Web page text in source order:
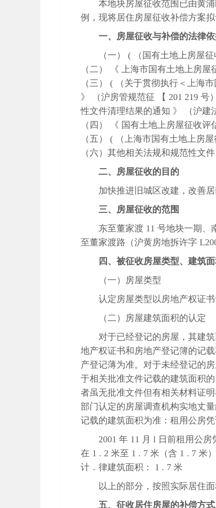
本地块房屋征收范围已由黄
例，现将居住房屋征收补偿方案拟
一、房屋征收与补偿的法律
（一） ( （国有土地上房屋
（二） 《 上海市国有土地上房
（三） ( （关于贯彻执行＜上海
》 （沪房管规范征 【 201 219
性文件清理结果的通知 》 （沪建
（四） 《 国有土地上房屋征收评
（五） ( （上海市国有土地上房
（六）其他相关法规和规范性文件
二、房屋征收的目的
加快推进旧城区改建，改善
三、房屋征收的范围
东至董家渡 11 号地块一期
至董家渡路（沪黄房地拆许字
四、被征收房屋类型、建筑
（一）房屋类型
认定房屋类型以房地产权证
（二）房屋建筑面积的认定
对于已经登记的房屋，其建
地产权证书和房地产登记簿的记
产登记薄为准。对于未经登记的
于相关批准文件记载的建筑面积
者虽无批准文件但有相关材料证
部门认定的房屋调查机构实地丈
记载的建筑面积为准：租用公房
2001 年 11 月 l 日前租用公
在 1 . 2 米至 1 . 7 米（含 1 . 7 米
计．律建筑面积： 1 . 7 米
以上的部分，按照实际居住
五、征收居住房屋的补偿方